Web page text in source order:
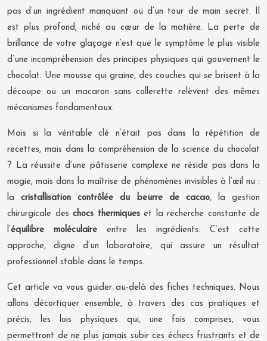
pas d’un ingrédient manquant ou d’un tour de main secret. Il
est plus profond, niché au cœur de la matière. La perte de
brillance de votre glaçage n’est que le symptôme le plus visible
d’une incompréhension des principes physiques qui gouvernent le
chocolat. Une mousse qui graine, des couches qui se brisent à la
découpe ou un macaron sans collerette relèvent des mêmes
mécanismes fondamentaux.
Mais si la véritable clé n’était pas dans la répétition de
recettes, mais dans la compréhension de la science du chocolat
? La réussite d’une pâtisserie complexe ne réside pas dans la
magie, mais dans la maîtrise de phénomènes invisibles à l’œil nu :
lacristallisation contrôlée du beurre de cacao, la gestion
chirurgicale des chocs thermiqueset la recherche constante de
l’ équilibre moléculaire entre les ingrédients. C’est cette
approche, digne d’un laboratoire, qui assure un résultat
professionnel stable dans le temps.
Cet article va vous guider au-delà des fiches techniques. Nous
allons décortiquer ensemble, à travers des cas pratiques et
précis, les lois physiques qui, une fois comprises, vous
permettront de ne plus jamais subir ces échecs frustrants et de